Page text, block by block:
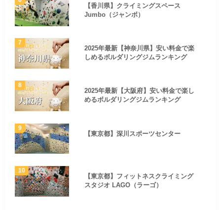
【香川県】クライミングスペース
Jumbo（ジャンボ）
2025年最新【神奈川県】安い料金で楽
しめるボルダリングジムランキング
2025年最新【大阪府】安い料金で楽し
めるボルダリングジムランキング
【東京都】深川スポーツセンター
【東京都】フィットネスクライミング
スタジオ LAGO（ラーゴ）